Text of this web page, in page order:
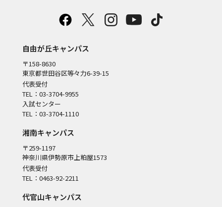
自由が丘キャンパス
〒158-8630
東京都世田谷区等々力6-39-15
代表受付
TEL：03-3704-9955
入試センター
TEL：03-3704-1110
湘南キャンパス
〒259-1197
神奈川県伊勢原市上粕屋1573
代表受付
TEL：0463-92-2211
代官山キャンパス